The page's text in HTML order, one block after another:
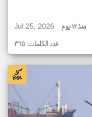
Jul 25, 2026
منذ ١٢ يوم
عدد الكلمات: ٣٦٥